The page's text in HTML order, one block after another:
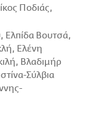
Ποδιάς,
Ελπίδα Βουτσά,
Ελένη
Βλαδιμήρ
Σύλβια